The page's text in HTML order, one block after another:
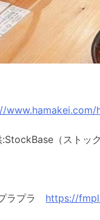
www.hamakei.com/
（ストッ
ラプラ https://